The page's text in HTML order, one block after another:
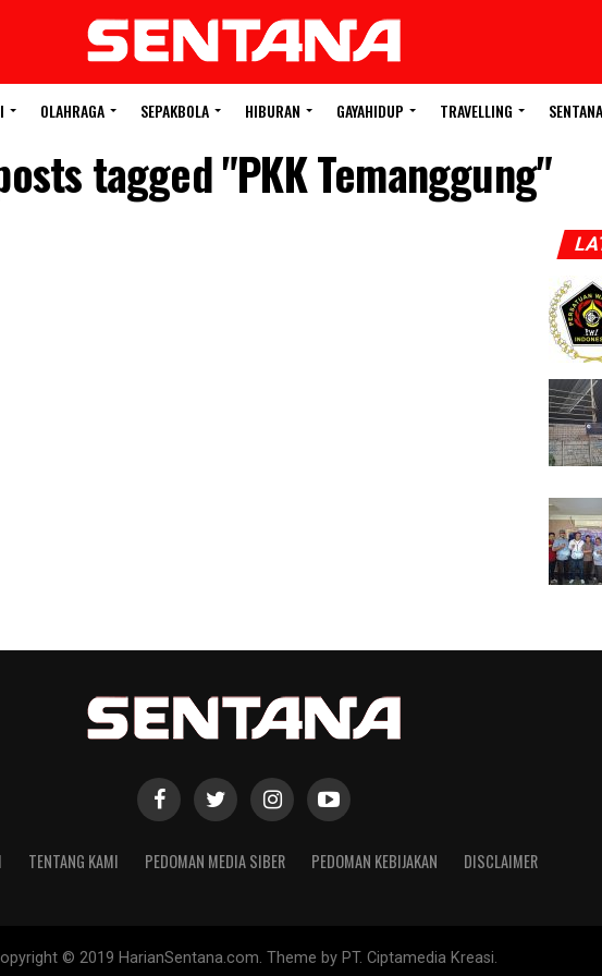
OLAHRAGA SEPAKBOLA HIBURAN GAYAHIDUP TRAVELLING
tagged "PKK Temanggung"
TENTANG KAMI PEDOMAN MEDIA SIBER PEDOMAN KEBIJAKAN DISCLAIMER
© 2019 HarianSentana.com. Theme by PT. Ciptamedia Kreasi.